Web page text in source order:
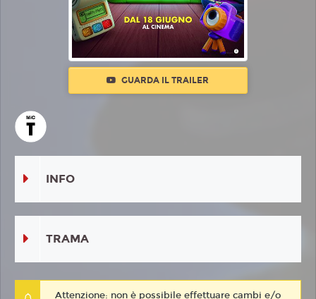
GUARDA IL TRAILER
INFO
TRAMA
Attenzione: non è possibile effettuare cambi e/o